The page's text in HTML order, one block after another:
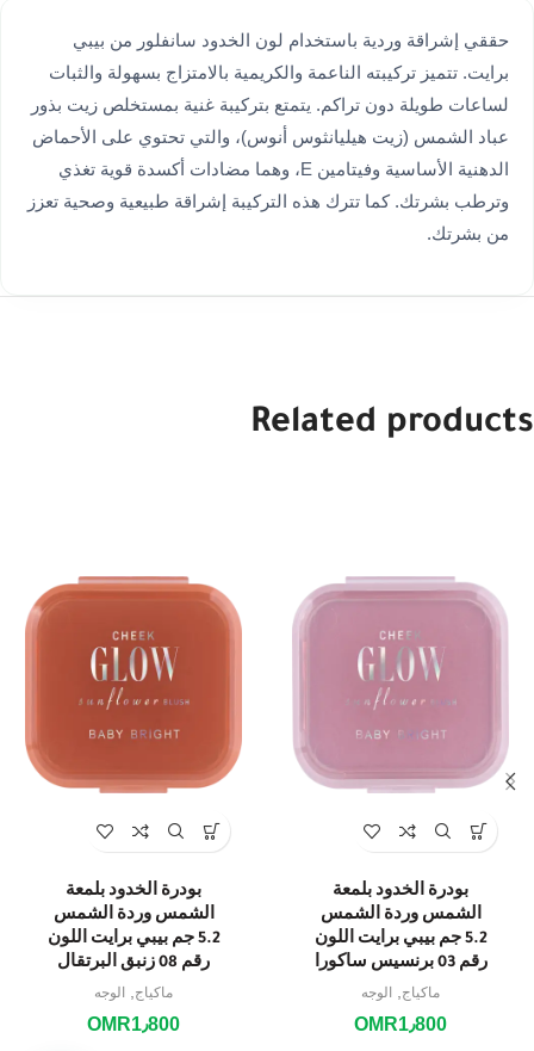
حققي إشراقة وردية باستخدام لون الخدود سانفلور من بيبي
برايت. تتميز تركيبته الناعمة والكريمية بالامتزاج بسهولة والثبات
لساعات طويلة دون تراكم. يتمتع بتركيبة غنية بمستخلص زيت بذور
عباد الشمس (زيت هيليانثوس أنوس)، والتي تحتوي على الأحماض
الدهنية الأساسية وفيتامين E، وهما مضادات أكسدة قوية تغذي
وترطب بشرتك. كما تترك هذه التركيبة إشراقة طبيعية وصحية تعزز
من بشرتك.
Related products
بودرة الخدود بلمعة
الشمس وردة الشمس
5.2 جم بيبي برايت اللون
رقم 03 برنسيس ساكورا
ماكياج, الوجه
OMR 1٫800
بودرة الخدود بلمعة
الشمس وردة الشمس
5.2 جم بيبي برايت اللون
رقم 08 زنبق البرتقال
ماكياج, الوجه
OMR 1٫800